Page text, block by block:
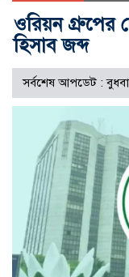
ওরিয়ন গ্রুপের
হিসাব জব্দ
সর্বশেষ আপডেট :